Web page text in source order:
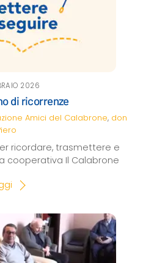
2026
di ricorrenze
Amici del Calabrone, don
ricordare, trasmettere e
cooperativa Il Calabrone